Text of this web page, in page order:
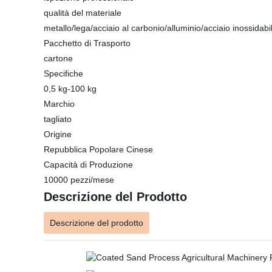
qualità del materiale
metallo/lega/acciaio al carbonio/alluminio/acciaio
Pacchetto di Trasporto
cartone
Specifiche
0,5 kg-100 kg
Marchio
tagliato
Origine
Repubblica Popolare Cinese
Capacità di Produzione
10000 pezzi/mese
Descrizione del Prodotto
Descrizione del prodotto